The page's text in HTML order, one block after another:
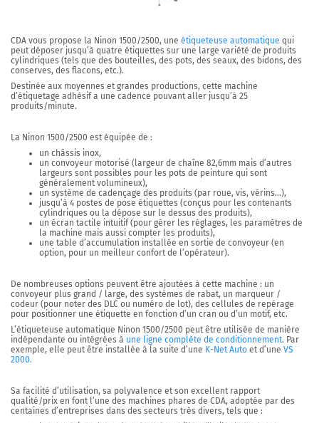
CDA vous propose la Ninon 1500/2500, une étiqueteuse automatique qui
peut déposer jusqu’à quatre étiquettes sur une large variété de produits
cylindriques (tels que des bouteilles, des pots, des seaux, des bidons, des
conserves, des flacons, etc.).
Destinée aux moyennes et grandes productions, cette machine
d’étiquetage adhésif a une cadence pouvant aller jusqu’à 25
produits/minute.
La Ninon 1500/2500 est équipée de :
un châssis inox,
un convoyeur motorisé (largeur de chaîne 82,6mm mais d’autres
largeurs sont possibles pour les pots de peinture qui sont
généralement volumineux),
un système de cadençage des produits (par roue, vis, vérins…),
jusqu’à 4 postes de pose étiquettes (conçus pour les contenants
cylindriques ou la dépose sur le dessus des produits),
un écran tactile intuitif (pour gérer les réglages, les paramètres de
la machine mais aussi compter les produits),
une table d’accumulation installée en sortie de convoyeur (en
option, pour un meilleur confort de l’opérateur).
De nombreuses options peuvent être ajoutées à cette machine : un
convoyeur plus grand / large, des systèmes de rabat, un marqueur /
codeur (pour noter des DLC ou numéro de lot), des cellules de repérage
pour positionner une étiquette en fonction d’un cran ou d’un motif, etc.
L’étiqueteuse automatique Ninon 1500/2500 peut être utilisée de manière
indépendante ou intégrées à une ligne complète de conditionnement. Par
exemple, elle peut être installée à la suite d’une K-Net Auto et d’une VS
2000.
Sa facilité d’utilisation, sa polyvalence et son excellent rapport
qualité/prix en font l’une des machines phares de CDA, adoptée par des
centaines d’entreprises dans des secteurs très divers, tels que :